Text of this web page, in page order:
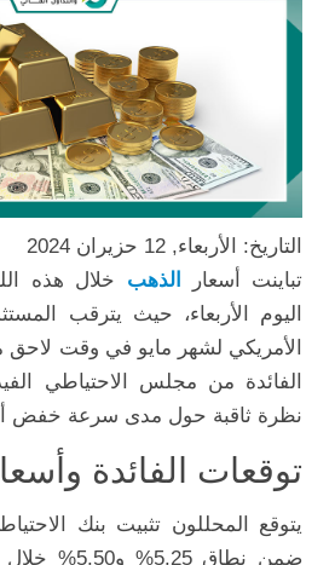
التاريخ: الأربعاء, 12 حزيران 2024
تباينت أسعار
الذهب خلال هذه
اليوم الأربعاء، حيث يترقب
الأمريكي لشهر مايو في وقت لاحق
الفائدة من مجلس الاحتياطي
نظرة ثاقبة حول مدى سرعة خفض
توقعات الفائدة
يتوقع المحللون تثبيت بنك
ضمن نطاق